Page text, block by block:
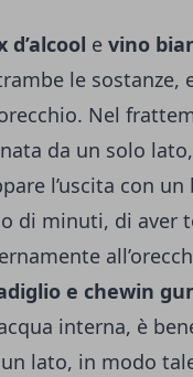
d’alcool e vino
le sostanze,
Nel
da un solo
l’uscita con
di minuti, di aver
e chewin
interna, è
lato, in modo